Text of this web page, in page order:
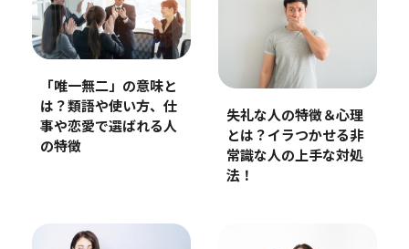
「唯一無二」の意味と
は？類語や使い方、仕
事や恋愛で選ばれる人
の特徴
失礼な人の特徴＆心理
とは？イラつかせる非
常識な人の上手な対処
法！